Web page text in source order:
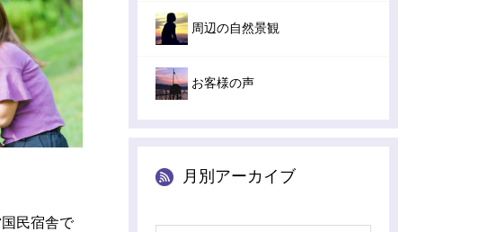
民宿舎で
周辺の自然景観
お客様の声
月別アーカイブ